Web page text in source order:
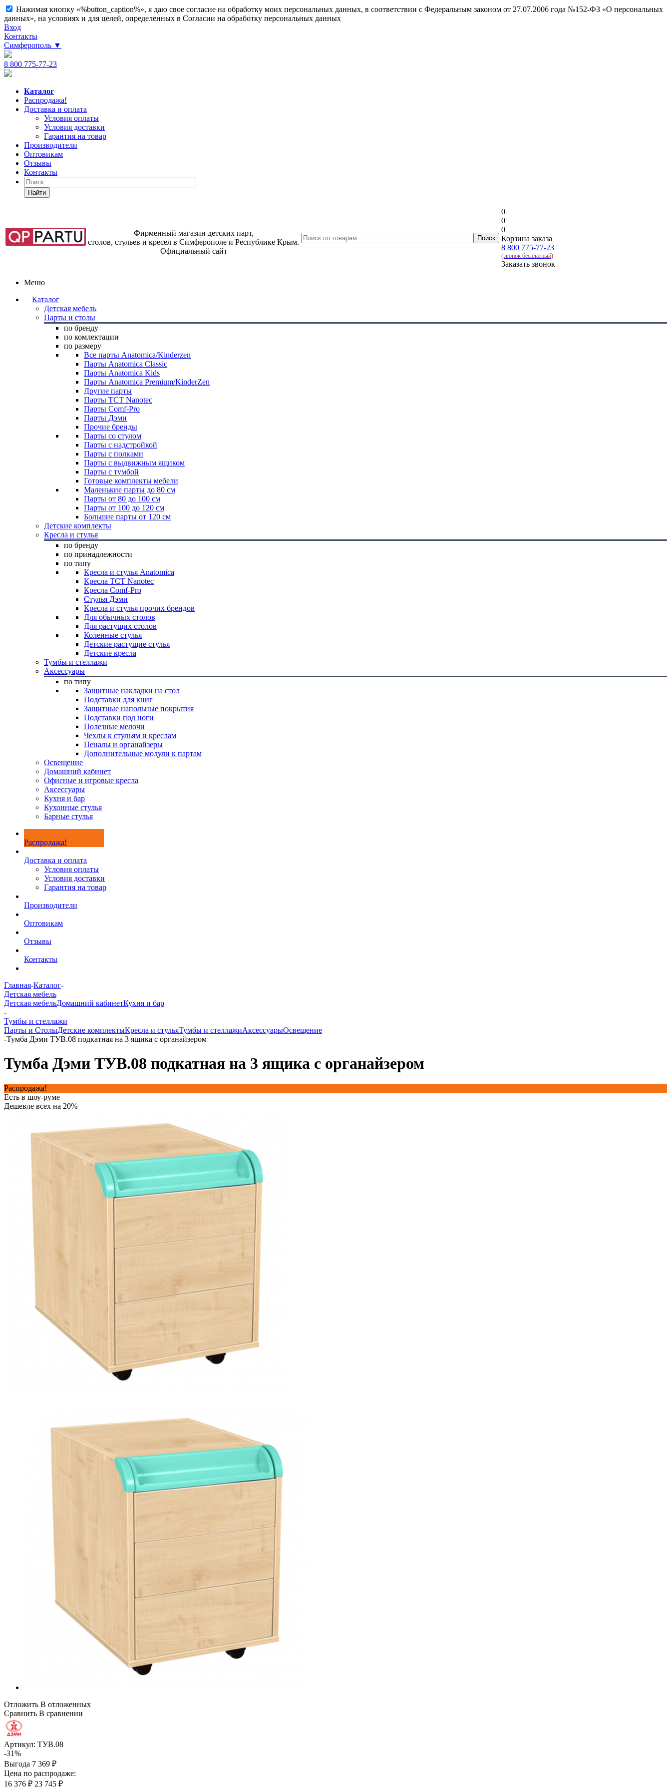
Нажимая кнопку «%button_caption%», я даю свое согласие на обработку моих персональных данных, в соответствии с Федеральным законом от 27.07.2006 года №152-ФЗ «О персональных
данных», на условиях и для целей, определенных в Согласии на обработку персональных данных
Вход
Контакты
Симферополь ▼
8 800 775-77-23
Каталог
Распродажа!
Доставка и оплата
Условия оплаты
Условия доставки
Гарантия на товар
Производители
Оптовикам
Отзывы
Контакты
Найти
Фирменный магазин детских парт,
столов, стульев и кресел в Симферополе и Республике Крым.
Официальный сайт
0
0
0
Корзина заказа
8 800 775-77-23
(звонок бесплатный)
Заказать звонок
Меню
Каталог
Детская мебель
Парты и столы
по бренду
по комлектации
по размеру
Все парты Anatomica/Kinderzen
Парты Anatomica Classic
Парты Anatomica Kids
Парты Anatomica Premium/KinderZen
Другие парты
Парты TCT Nanotec
Парты Comf-Pro
Парты Дэми
Прочие бренды
Парты со стулом
Парты с надстройкой
Парты с полками
Парты с выдвижным ящиком
Парты с тумбой
Готовые комплекты мебели
Маленькие парты до 80 см
Парты от 80 до 100 см
Парты от 100 до 120 см
Большие парты от 120 см
Детские комплекты
Кресла и стулья
по бренду
по принадлежности
по типу
Кресла и стулья Anatomica
Кресла TCT Nanotec
Кресла Comf-Pro
Стулья Дэми
Кресла и стулья прочих брендов
Для обычных столов
Для растущих столов
Коленные стулья
Детские растущие стулья
Детские кресла
Тумбы и стеллажи
Аксессуары
по типу
Защитные накладки на стол
Подставки для книг
Защитные напольные покрытия
Подставки под ноги
Полезные мелочи
Чехлы к стульям и креслам
Пеналы и органайзеры
Дополнительные модули к партам
Освещение
Домашний кабинет
Офисные и игровые кресла
Аксессуары
Кухня и бар
Кухонные стулья
Барные стулья
Распродажа!
Доставка и оплата
Условия оплаты
Условия доставки
Гарантия на товар
Производители
Оптовикам
Отзывы
Контакты
Главная-Каталог-
Детская мебель
Детская мебельДомашний кабинетКухня и бар
-
Тумбы и стеллажи
Парты и СтолыДетские комплектыКресла и стульяТумбы и стеллажиАксессуарыОсвещение
-Тумба Дэми ТУВ.08 подкатная на 3 ящика с органайзером
Тумба Дэми ТУВ.08 подкатная на 3 ящика с органайзером
Распродажа!
Есть в шоу-руме
Дешевле всех на 20%
Отложить В отложенных
Сравнить В сравнении
Артикул: ТУВ.08
-31%
Выгода 7 369 ₽
Цена по распродаже:
16 376 ₽ 23 745 ₽